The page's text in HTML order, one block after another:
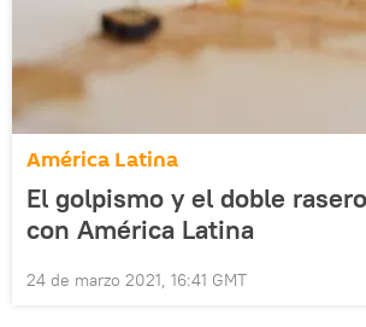
América Latina
El golpismo y el doble
con América Latina
24 de marzo 2021, 16:41 GMT